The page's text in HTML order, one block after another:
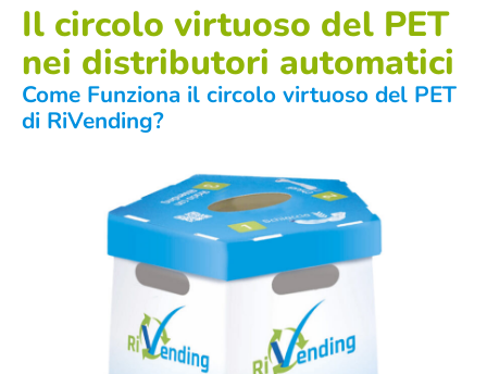
Il circolo virtuoso del PET
nei distributori automatici
Come Funziona il circolo virtuoso del PET
di RiVending?